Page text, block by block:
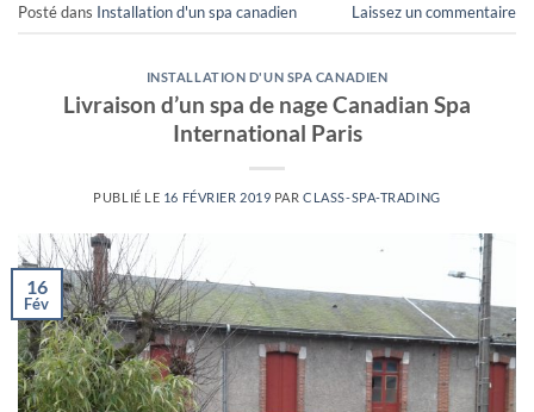
Posté dans Installation d'un spa canadien Laissez un commentaire
INSTALLATION D'UN SPA CANADIEN
Livraison d’un spa de nage Canadian Spa
International Paris
PUBLIÉ LE 16 FÉVRIER 2019 PARCLASS-SPA-TRADING
16
Fév